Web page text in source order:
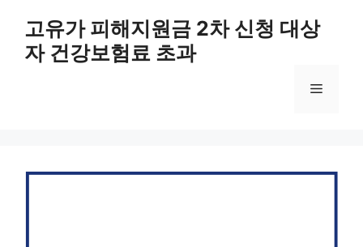
고유가 피해지원금 2차 신청 대상
자 건강보험료 초과
메